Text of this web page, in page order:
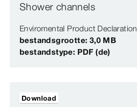
Shower channels
Enviromental Product Declaration
bestandsgrootte: 3,0 MB
bestandstype: PDF (de)
Download